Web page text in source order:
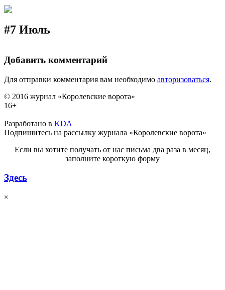
#7 Июль
Добавить комментарий
Для отправки комментария вам необходимо авторизоваться.
© 2016 журнал «Королевские ворота»
16+
Разработано в KDA
Подпишитесь на рассылку журнала «Королевские ворота»
Если вы хотите получать от нас письма два раза в месяц,
заполните короткую форму
Здесь
×